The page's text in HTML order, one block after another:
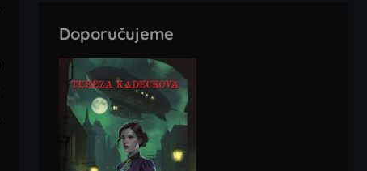
Doporučujeme